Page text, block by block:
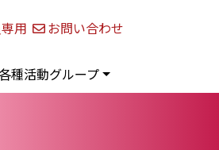
用 お問い合わせ
種活動グループ